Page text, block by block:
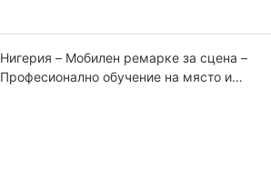
Нигерия – Мобилен ремарке за сцена –
Професионално обучение на място и